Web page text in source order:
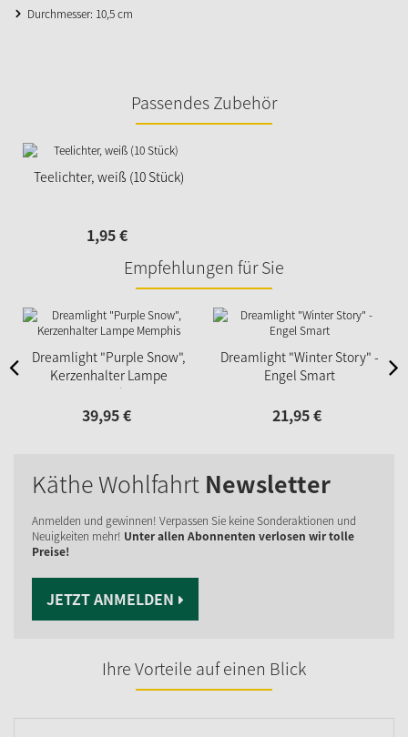
Durchmesser: 10,5 cm
Passendes Zubehör
Teelichter, weiß (10 Stück)
1,95€
Empfehlungen für Sie
Dreamlight "Purple Snow",
Kerzenhalter Lampe
Memphis
39,95€
Dreamlight "Winter Story" -
Engel Smart
21,95€
Käthe Wohlfahrt Newsletter
Anmelden und gewinnen! Verpassen Sie keine Sonderaktionen und
Neuigkeiten mehr! Unter allen Abonnenten verlosen wir tolle
Preise!
JETZT ANMELDEN
Ihre Vorteile auf einen Blick